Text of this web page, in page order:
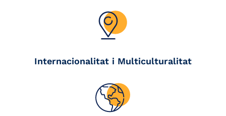
Internacionalitat i Multiculturalitat